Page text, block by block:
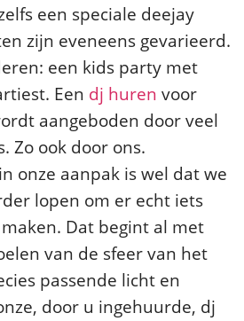
een speciale deejay
zijn eveneens gevarieerd.
een kids party met
Een dj huren voor
aangeboden door veel
Zo ook door ons.
onze aanpak is wel dat we
lopen om er echt iets
Dat begint al met
van de sfeer van het
passende licht en
door u ingehuurde, dj